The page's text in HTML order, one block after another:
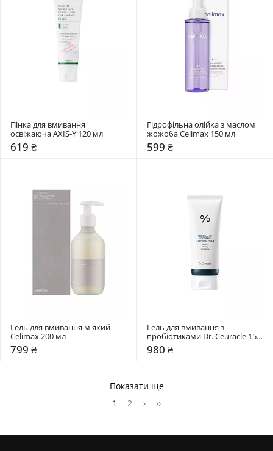
Пінка для вмивання
освіжаюча AXIS-Y 120 мл
619 ₴
Гідрофільна олійка з маслом
жожоба Celimax 150 мл
599 ₴
Гель для вмивання м'який
Celimax 200 мл
799 ₴
Гель для вмивання з
пробіотиками Dr. Ceuracle 150
мл
980 ₴
Показати ще
1
2 › ››